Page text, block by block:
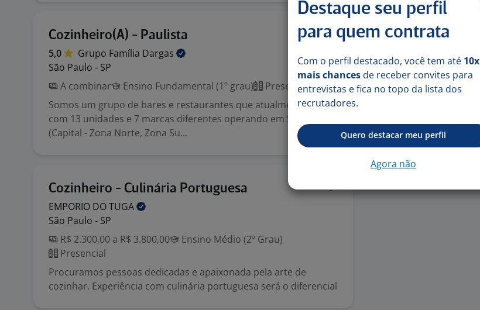
Cozinheiro(A) - Paulista Hoje
5,0 Grupo Família Dargas
São Paulo - SP
A combinar
Ensino Fundamental (1º grau)
Presencial
Somos um grupo de bares e restaurantes que atualmente conta
com 13 unidades e 7 marcas diferentes operando em São Paulo
(Capital - Zona Norte, Zona Su...
Cozinheiro - Culinária Portuguesa
EMPORIO DOTUGA
São Paulo - SP
R$ 2.300,00 a R$ 3.800,00
Ensino Médio (2º Grau)
Presencial
Procuramos pessoas dedicadas e apaixonada pela arte de
cozinhar. Experiência com culinária portuguesa será o diferencial
Destaque seu perfil
para quem contrata
Com o perfil destacado, você tem até 10x
mais chances de receber convites para
entrevistas e fica no topo da lista dos
recrutadores.
Quero destacar meu perfil
Agora não